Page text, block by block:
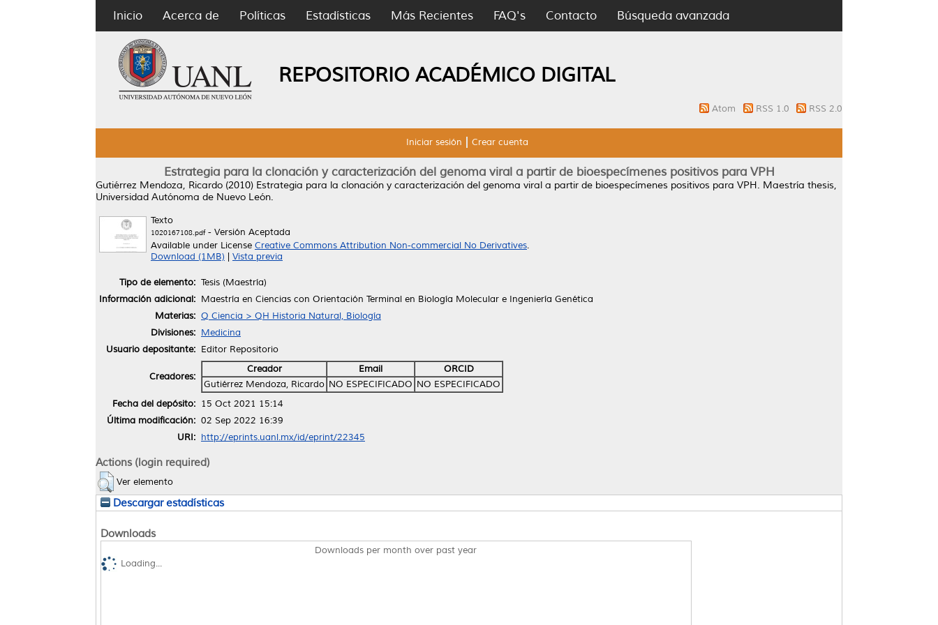
Inicio Acerca de Políticas Estadísticas Más Recientes FAQ's Contacto Búsqueda avanzada
REPOSITORIO ACADÉMICO DIGITAL
Atom RSS 1.0 RSS 2.0
Iniciar sesión Crear cuenta
Estrategia para la clonación y caracterización del genoma viral a partir de bioespecímenes positivos para VPH
Gutiérrez Mendoza, Ricardo (2010) Estrategia para la clonación y caracterización del genoma viral a partir de bioespecímenes positivos para VPH. Maestría thesis,
Universidad Autónoma de Nuevo León.
Texto
1020167108.pdf- Versión Aceptada
Available under License Creative Commons Attribution Non-commercial No Derivatives.
Download (1MB)
Vista previa
Tipo de elemento: Tesis (Maestría)
Información adicional: Maestría en Ciencias con Orientación Terminal en Biología Molecular e Ingeniería Genética
Materias: Q Ciencia > QH Historia Natural, Biología
Divisiones: Medicina
Usuario depositante: Editor Repositorio
Creadores:
Creador Email
ORCID
Gutiérrez Mendoza, Ricardo NO ESPECIFICADO NO ESPECIFICADO
Fecha del depósito: 15 Oct 2021 15:14
Última modificación: 02 Sep 2022 16:39
URI: http://eprints.uanl.mx/id/eprint/22345
Actions (login required)
Ver elemento
Descargar estadísticas
Downloads
Downloads per month over past year
Loading...